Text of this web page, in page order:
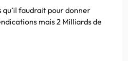
qu’il faudrait pour donner
mais 2 Milliards de